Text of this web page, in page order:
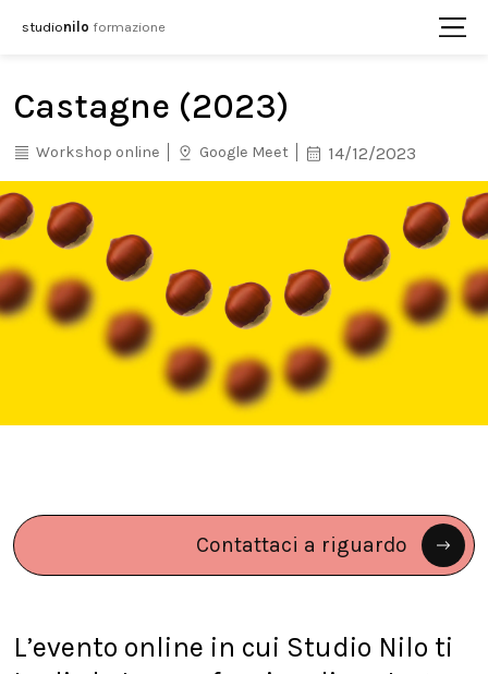
studionilo formazione
Castagne (2023)
Workshop online Google Meet 14/12/2023
Contattaci a riguardo
L’evento online in cui Studio Nilo ti